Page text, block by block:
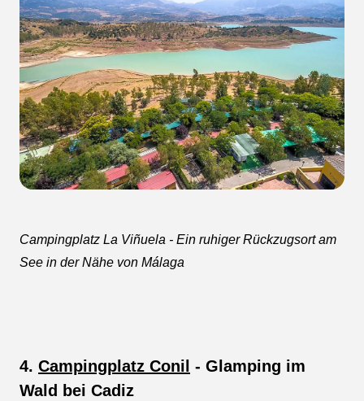
Campingplatz La Viñuela - Ein ruhiger Rückzugsort am
See in der Nähe von Málaga
4. Campingplatz Conil - Glamping im
Wald bei Cadiz